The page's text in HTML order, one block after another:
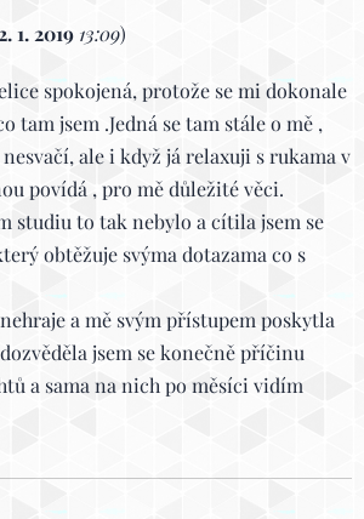
1. 2019 13:09)
spokojená, protože se mi dokonale
tam jsem .Jedná se tam stále o mě ,
ale i když já relaxuji s rukama v
povídá , pro mě důležité věci.
studiu to tak nebylo a cítila jsem se
obtěžuje svýma dotazama co s
a mě svým přístupem poskytla
jsem se konečně příčinu
a sama na nich po měsíci vidím